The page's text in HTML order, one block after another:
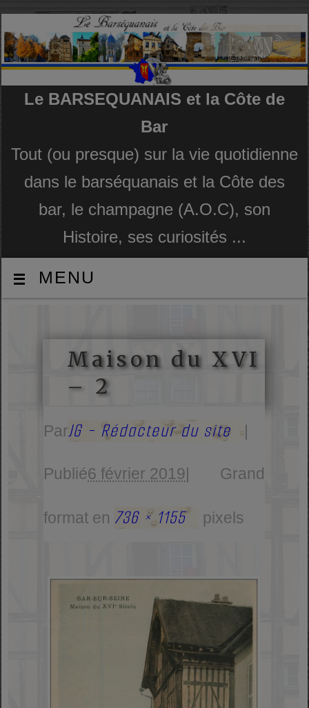
Le BARSEQUANAIS et la Côte de
Bar
Tout (ou presque) sur la vie quotidienne
dans le barséquanais et la Côte des
bar, le champagne (A.O.C), son
Histoire, ses curiosités ...
MENU
Maison du XVI
– 2
ParJG - Rédacteur du site
Publié6 février 2019 Grand
format en 736 × 1155 pixels